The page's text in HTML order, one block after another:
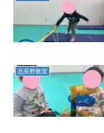
北長野教室